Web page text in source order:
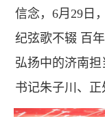
信念，6月29日
纪弦歌不辍 百
弘扬中的济南
书记朱子川、正